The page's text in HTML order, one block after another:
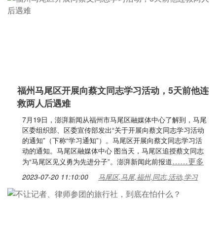
福州马尾区开展向蔡文同志学习活动，5天前他连
救两人后遇难
7月19日，澎湃新闻从福州市马尾区融媒体中心了解到，马尾
区委组织部、区委宣传部发出“关于开展向蔡文同志学习活动
的通知”（下称“学习通知”）。马尾区开展向蔡文同志学习活
动的通知。马尾区融媒体中心 图当天，马尾区追授蔡文同志
为“马尾区见义勇为先进分子”。澎湃新闻此前报道……更多
2023-07-20 11:10:00 马尾区,马尾,福州,同志,活动,学习